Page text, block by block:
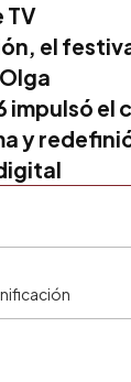
TV
el
impulsó el
y